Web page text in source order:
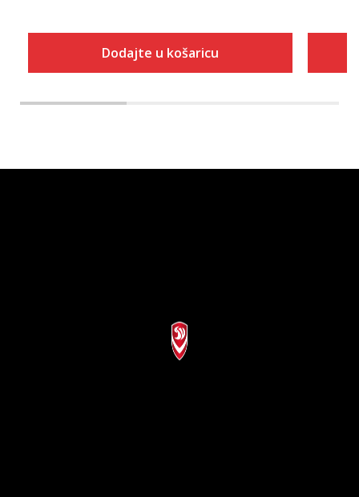
Dodajte u košaricu